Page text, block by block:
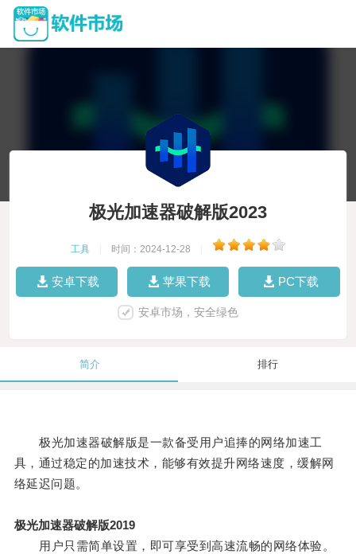
极光加速器破解版2023
工具 时间：2024-12-28
安卓下载 苹果下载 PC下载
安卓市场，安全绿色
简介 排行
极光加速器破解版是一款备受用户追捧的网络加速工
具，通过稳定的加速技术，能够有效提升网络速度，缓解网
络延迟问题。
极光加速器破解版2019
用户只需简单设置，即可享受到高速流畅的网络体验。